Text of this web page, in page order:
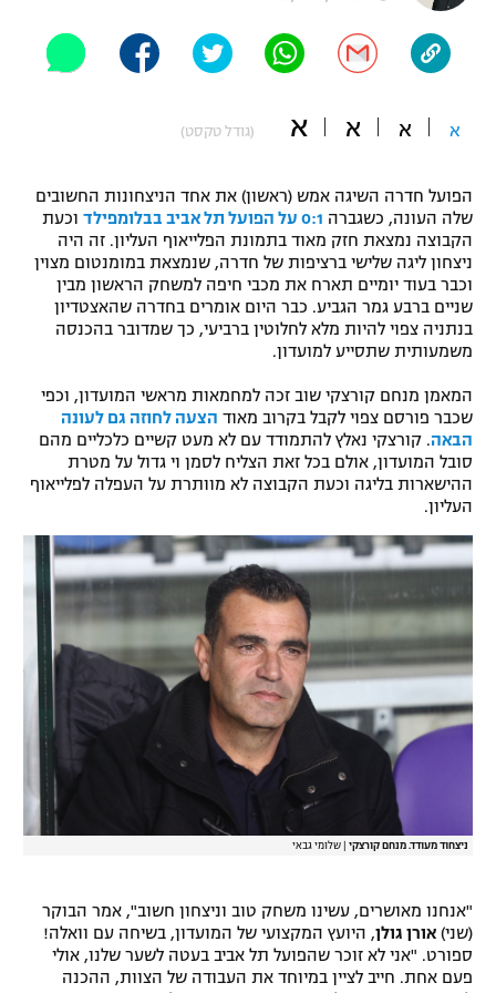
"מחצית בשכונה" – פודקאסט
תקנון עבור פעילות אלקטרה
תקנון עבור פעילות ספורט 1 – "מרלן"
גיימינג E-Sports
תנאי שימוש
מדיניות פרטיות
תקנון פעילות ספורט 1
הצטרפות לחבילת הערוצים
לוח דרושים – ג'ובנט
תגיות
המגזין
אופניים
פוטבול אמריקאי NFL
בייסבול MLB
ספורט אתגרי ואקסטרים
גיימינג E-Sports
א א א א (גודל טקסט)
הפועל חדרה השיגה אמש (ראשון) את אחד הניצחונות החשובים
שלה העונה, כשגברה 0:1 על הפועל תל אביב בבלומפילד
וכעת
הקבוצה נמצאת חזק מאוד בתמונת הפלייאוף העליון. זה היה
ניצחון ליגה שלישי ברציפות של חדרה, שנמצאת במומנטום מצוין
וכבר בעוד יומיים תארח את מכבי חיפה למשחק הראשון מבין
שניים ברבע גמר הגביע. כבר היום אומרים בחדרה שהאצטדיון
בנתניה צפוי להיות מלא לחלוטין ברביעי, כך שמדובר בהכנסה
משמעותית שתסייע למועדון.
המאמן מנחם קורצקי שוב זכה למחמאות מראשי המועדון, וכפי
שכבר פורסם צפוי לקבל בקרוב מאוד הצעה לחוזה גם לעונה
הבאה. קורצקי נאלץ להתמודד עם לא מעט קשיים כלכליים מהם
סובל המועדון, אולם בכל זאת הצליח לסמן וי גדול על מטרת
ההישארות בליגה וכעת הקבוצה לא מוותרת על העפלה לפלייאוף
העליון.
ניצחוד מעודד. מנחם קורצקי שלומי גבאי
"אנחנו מאושרים, עשינו משחק טוב וניצחון חשוב", אמר הבוקר
(שני) אורן גולן, היועץ המקצועי של המועדון, בשיחה עם וואלה!
ספורט. "אני לא זוכר שהפועל תל אביב בעטה לשער שלנו, אולי
פעם אחת. חייב לציין במיוחד את העבודה של הצוות, ההכנה